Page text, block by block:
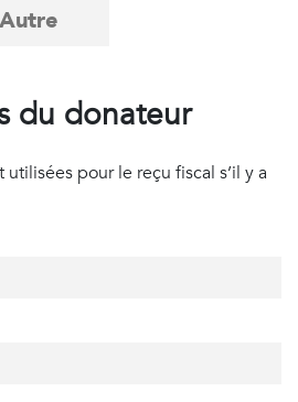
du donateur
pour le reçu fiscal s’il y a